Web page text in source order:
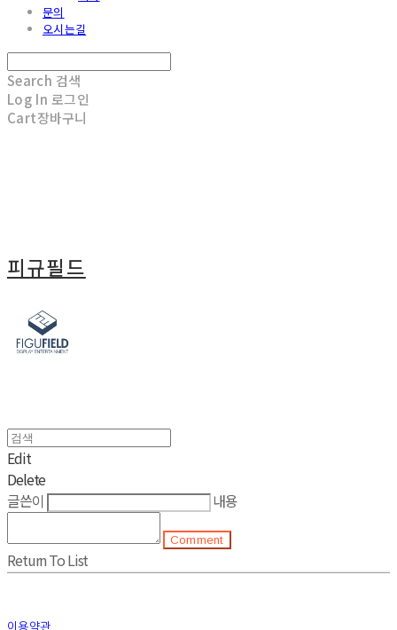
문의
오시는길
Search 검색
Log In 로그인
Cart장바구니
피규필드
Edit
Delete
글쓴이
내용
Comment
Return To List
이용약관